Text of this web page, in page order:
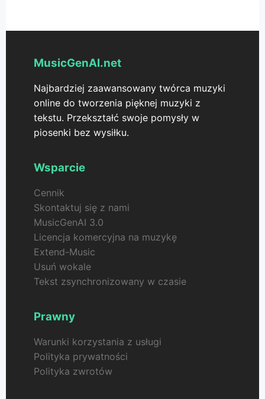
MusicGenAI.net
Najbardziej zaawansowany twórca muzyki
online do tworzenia pięknej muzyki z
tekstu. Przekształć swoje pomysły w
piosenki bez wysiłku.
Wsparcie
Cennik
Skontaktuj się z nami
MusicGenAI 3.0
Licencja komercyjna na muzykę
Extend-Music
Usuń wokale
Tekst zsynchronizowany w czasie
Prawny
Warunki korzystania z usługi
Polityka prywatności
Polityka zwrotów